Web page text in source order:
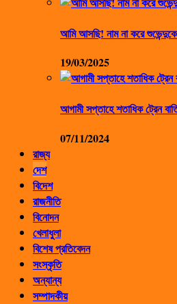
আমি আসছি! নাম না করে
19/03/2025
আগামী সপ্তাহে শতাধিক ট্রেন
07/11/2024
রাজ্য
দেশ
বিদেশ
রাজনীতি
বিনোদন
খেলাধুলা
বিশেষ প্রতিবেদন
সংস্কৃতি
অন্যান্য
সম্পাদকীয়